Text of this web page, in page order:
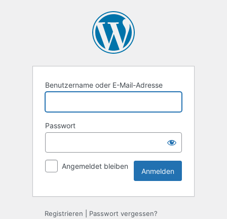
Benutzername oder E-Mail-Adresse
Passwort
Angemeldet bleiben
Registrieren Passwort vergessen?